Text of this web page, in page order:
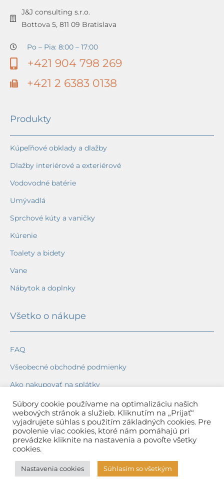
J&J consulting s.r.o.
Bottova 5, 811 09 Bratislava
Po – Pia: 8:00 – 17:00
+421 904 798 269
+421 2 6383 0138
Produkty
Kúpeľňové obklady a dlažby
Dlažby interiérové a exteriérové
Vodovodné batérie
Umývadlá
Sprchové kúty a vaničky
Kúrenie
Toalety a bidety
Vane
Nábytok a doplnky
Všetko o nákupe
FAQ
Všeobecné obchodné podmienky
Ako nakupovať na splátky
Ochrana osobných údajov
Reklamačný poriadok
Spôsob a cena dopravy
Spôsob platby
Súbory cookie používame na optimalizáciu našich
webových stránok a služieb. Kliknutím na „Prijať“
vyjadrujete súhlas s použitím základných cookies. Pre
povolenie viac cookies, ktoré nám pomáhajú pri
prevádzke kliknite na nastavenia a povoľte všetky
cookies.
Nastavenia cookies Súhlasím so všetkým